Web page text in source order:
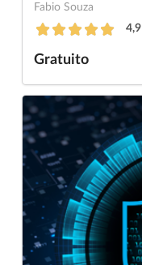
Fabio Souza
4,9
Gratuito